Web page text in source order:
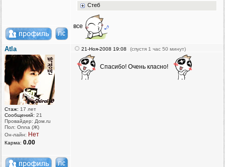
Стеб
все
Atla
Стаж: 17 лет
Сообщений: 21
Провайдер: Дом.ru
Пол: Onna (Ж)
Он-лайн: Нет
Карма: 0.00
21-Ноя-2008 19:08 (спустя 1 час 50 минут)
Спасибо! Очень класно!